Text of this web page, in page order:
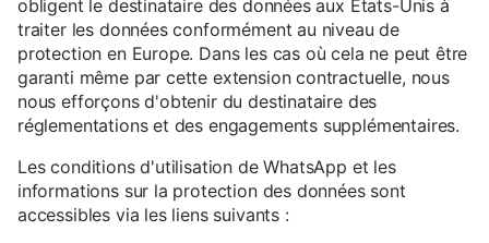
obligent le destinataire des données aux États-Unis à
traiter les données conformément au niveau de
protection en Europe. Dans les cas où cela ne peut être
garanti même par cette extension contractuelle, nous
nous efforçons d'obtenir du destinataire des
réglementations et des engagements supplémentaires.
Les conditions d'utilisation de WhatsApp et les
informations sur la protection des données sont
accessibles via les liens suivants :